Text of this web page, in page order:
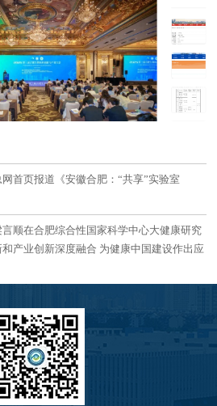
首页报道《安徽合肥：“共享”实验室
言顺在合肥综合性国家科学中心大健康研究
产业创新深度融合 为健康中国建设作出应